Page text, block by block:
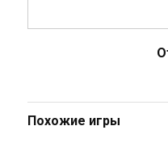
Похожие игры